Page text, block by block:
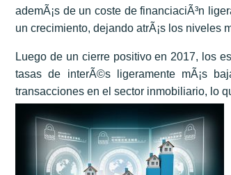
ademÃ¡s de un coste de financiaciÃ³n
un crecimiento, dejando atrÃ¡s los niveles
Luego de un cierre positivo en 2017, los
tasas de interÃ©s ligeramente mÃ¡s
transacciones en el sector inmobiliario, lo